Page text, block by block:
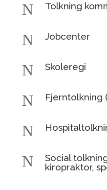
N Tolkning
N Jobcenter
N Skoleregi
N Fjerntolkning
N
N
Social
kiropraktor,